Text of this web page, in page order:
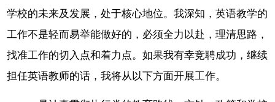
学校的未来及发展，处于核心地位。我深知，英语教学的
工作不是轻而易举能做好的，必须全力以赴，理清思路，
找准工作的切入点和着力点。如果我有幸竞聘成功，继续
担任英语教师的话，我将从以下方面开展工作。